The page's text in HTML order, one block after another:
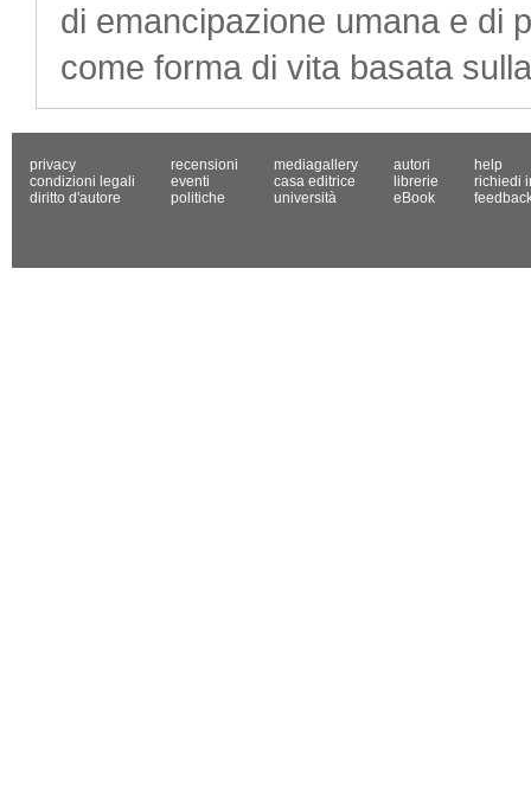
di emancipazione umana e di
come forma di vita basata
privacy
condizioni legali
diritto d'autore
recensioni
eventi
politiche
mediagallery
casa editrice
università
autori
librerie
eBook
help
richiedi